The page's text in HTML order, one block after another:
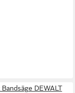
Bandsäge DEWALT